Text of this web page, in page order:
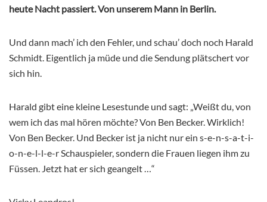
heute Nacht passiert. Von unserem Mann in Berlin.
Und dann mach’ ich den Fehler, und schau’ doch noch Harald
Schmidt. Eigentlich ja müde und die Sendung plätschert vor
sich hin.
Harald gibt eine kleine Lesestunde und sagt: „Weißt du, von
wem ich das mal hören möchte? Von Ben Becker. Wirklich!
Von Ben Becker. Und Becker ist ja nicht nur ein s-e-n-s-a-t-i-
o-n-e-l-l-e-r Schauspieler, sondern die Frauen liegen ihm zu
Füssen. Jetzt hat er sich geangelt …“